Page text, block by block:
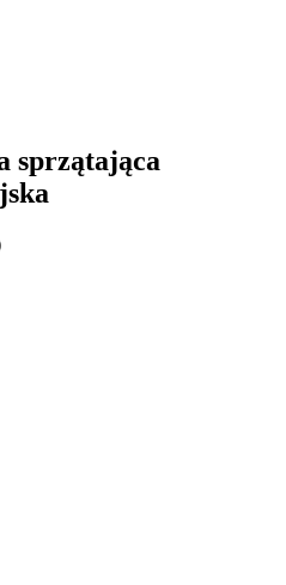
sprzątająca